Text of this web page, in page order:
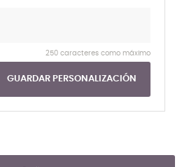
250 caracteres como máximo
GUARDAR PERSONALIZACIÓN